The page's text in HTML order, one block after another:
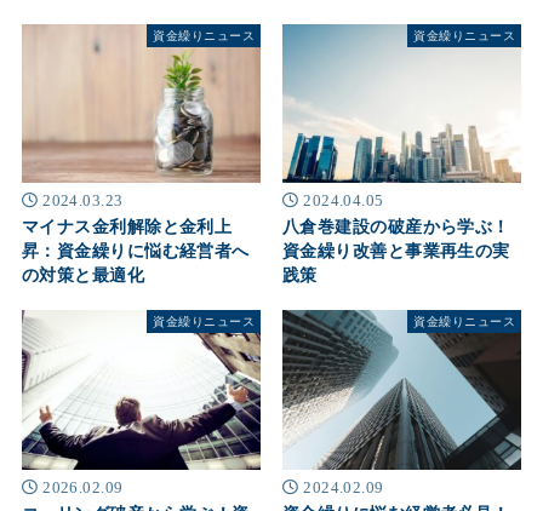
資金繰りニュース
2024.03.23
マイナス金利解除と金利上
昇：資金繰りに悩む経営者へ
の対策と最適化
資金繰りニュース
2024.04.05
八倉巻建設の破産から学ぶ！
資金繰り改善と事業再生の実
践策
資金繰りニュース
2026.02.09
資金繰りニュース
2024.02.09